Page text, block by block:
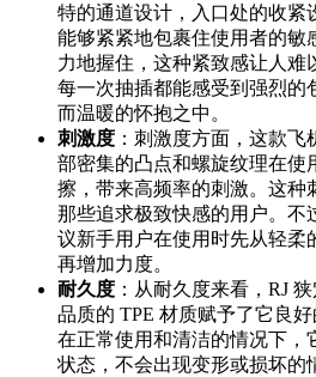
特的通道设计，入口处的收紧
能够紧紧地包裹住使用者的敏
力地握住，这种紧致感让人难
每一次抽插都能感受到强烈的
而温暖的怀抱之中。
刺激度 ：刺激度方面，这款
部密集的凸点和螺旋纹理在使
擦，带来高频率的刺激。这种
那些追求极致快感的用户。不
议新手用户在使用时先从轻柔
再增加力度。
耐久度 ：从耐久度来看，RJ
品质的 TPE 材质赋予了它良
在正常使用和清洁的情况下，
状态，不会出现变形或损坏的